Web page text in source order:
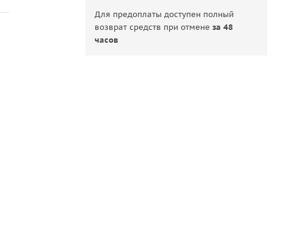
Для предоплаты доступен полный
возврат средств при отменеза 48
часов